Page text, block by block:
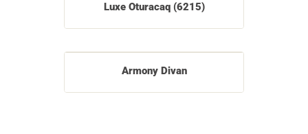
Luxe Oturacaq (6215)
Armony Divan